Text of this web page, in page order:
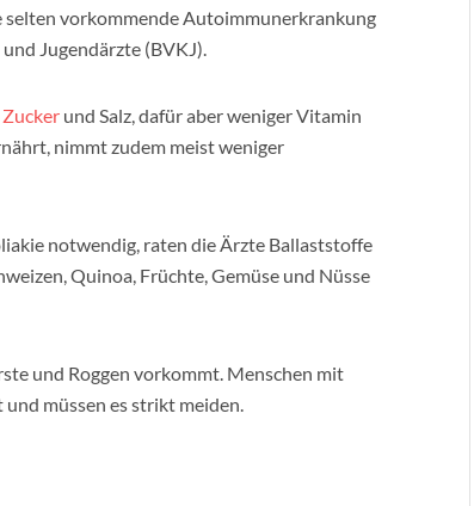
selten vorkommende Autoimmunerkrankung
Jugendärzte (BVKJ).
Zucker und Salz, dafür aber weniger Vitamin
nimmt zudem meist weniger
notwendig, raten die Ärzte Ballaststoffe
Quinoa, Früchte, Gemüse und Nüsse
und Roggen vorkommt. Menschen mit
müssen es strikt meiden.